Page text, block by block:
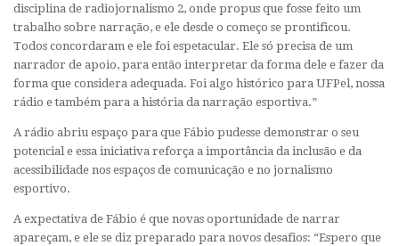
disciplina de radiojornalismo 2, onde propus que fosse feito um
trabalho sobre narração, e ele desde o começo se prontificou.
Todos concordaram e ele foi espetacular. Ele só precisa de um
narrador de apoio, para então interpretar da forma dele e fazer da
forma que considera adequada. Foi algo histórico para UFPel, nossa
rádio e também para a história da narração esportiva.”
A rádio abriu espaço para que Fábio pudesse demonstrar o seu
potencial e essa iniciativa reforça a importância da inclusão e da
acessibilidade nos espaços de comunicação e no jornalismo
esportivo.
A expectativa de Fábio é que novas oportunidade de narrar
apareçam, e ele se diz preparado para novos desafios: “Espero que